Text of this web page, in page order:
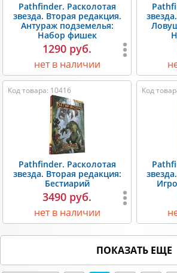
Pathfinder. Расколотая
звезда. Вторая редакция.
Антураж подземелья:
Набор фишек
1290 руб.
нет в наличии
Код товара: 10416
Pathfinder. Расколотая
звезда. Вторая редакция:
Бестиарий
3490 руб.
нет в наличии
Код
ПОКАЗАТЬ ЕЩЕ